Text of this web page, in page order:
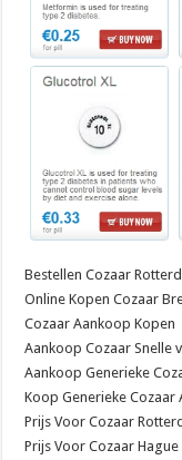
Bestellen Cozaar
Online Kopen Cozaar
Cozaar Aankoop Kopen
Aankoop Cozaar Snelle
Aankoop Generieke
Koop Generieke Cozaar
Prijs Voor Cozaar
Prijs Voor Cozaar Hague